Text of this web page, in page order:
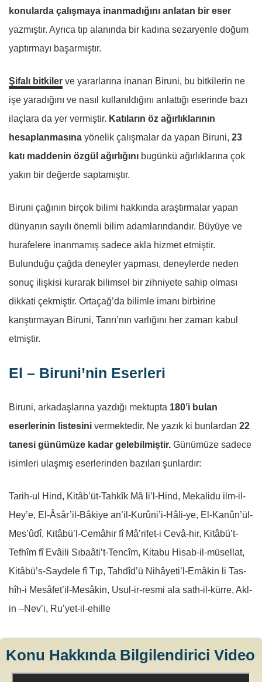
konularda çalışmaya inanmadığını anlatan bir eser
yazmıştır. Ayrıca tıp alanında bir kadına sezaryenle doğum
yaptırmayı başarmıştır.
Şifalı bitkiler ve yararlarına inanan Biruni, bu bitkilerin ne
işe yaradığını ve nasıl kullanıldığını anlattığı eserinde bazı
ilaçlara da yer vermiştir. Katıların öz ağırlıklarının
hesaplanmasına yönelik çalışmalar da yapan Biruni, 23
katı maddenin özgül ağırlığını bugünkü ağırlıklarına çok
yakın bir değerde saptamıştır.
Biruni çağının birçok bilimi hakkında araştırmalar yapan
dünyanın sayılı önemli bilim adamlarındandır. Büyüye ve
hurafelere inanmamış sadece akla hizmet etmiştir.
Bulunduğu çağda deneyler yapması, deneylerde neden
sonuç ilişkisi kurarak bilimsel bir zihniyete sahip olması
dikkati çekmiştir. Ortaçağ’da bilimle imanı birbirine
karıştırmayan Biruni, Tanrı’nın varlığını her zaman kabul
etmiştir.
El – Biruni’nin Eserleri
Biruni, arkadaşlarına yazdığı mektupta 180’i bulan
eserlerinin listesini vermektedir. Ne yazık ki bunlardan 22
tanesi günümüze kadar gelebilmiştir. Günümüze sadece
isimleri ulaşmış eserlerinden bazıları şunlardır:
Tarih-ul Hind, Kitâb’üt-Tahkîk Mâ li’l-Hind, Mekalidu ilm-il-
Hey’e, El-Âsâr’il-Bâkiye an’il-Kurûni’i-Hâli-ye, El-Kanûn’ül-
Mes’ûdî, Kitâbü’l-Cemâhir fî Mâ’rifet-i Cevâ-hir, Kitâbü’t-
Tefhîm fî Evâili Sıbaâti’t-Tencîm, Kitabu Hisab-il-müsellat,
Kitâbü’s-Saydele fî Tıp, Tahdîd’ü Nihâyeti’l-Emâkin li Tas-
hîh-i Mesâfet’il-Mesâkin, Usul-ir-resmi ala sath-il-kürre, Akl-
in –Nev’i, Ru’yet-il-ehille
Konu Hakkında Bilgilendirici Video